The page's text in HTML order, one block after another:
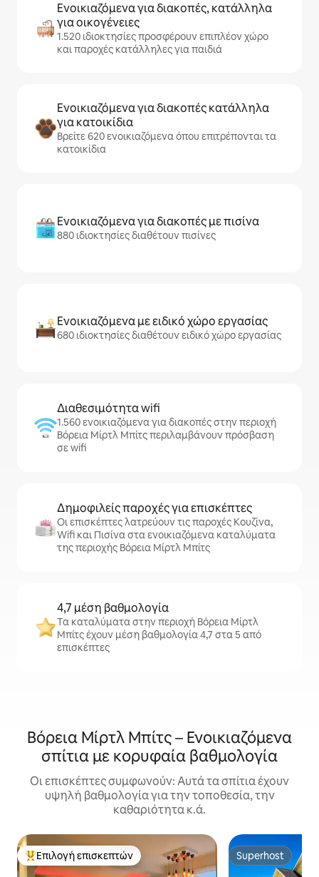
Ενοικιαζόμενα για διακοπές, κατάλληλα
για οικογένειες
1.520 ιδιοκτησίες προσφέρουν επιπλέον χώρο
και παροχές κατάλληλες για παιδιά
Ενοικιαζόμενα για διακοπές κατάλληλα
για κατοικίδια
Βρείτε 620 ενοικιαζόμενα όπου επιτρέπονται τα
κατοικίδια
Ενοικιαζόμενα για διακοπές με πισίνα
880 ιδιοκτησίες διαθέτουν πισίνες
Ενοικιαζόμενα με ειδικό χώρο εργασίας
680 ιδιοκτησίες διαθέτουν ειδικό χώρο εργασίας
Διαθεσιμότητα wifi
1.560 ενοικιαζόμενα για διακοπές στην περιοχή
Βόρεια Μίρτλ Μπίτς περιλαμβάνουν πρόσβαση
σε wifi
Δημοφιλείς παροχές για επισκέπτες
Οι επισκέπτες λατρεύουν τις παροχές Κουζίνα,
Wifi και Πισίνα στα ενοικιαζόμενα καταλύματα
της περιοχής Βόρεια Μίρτλ Μπίτς
4,7 μέση βαθμολογία
Τα καταλύματα στην περιοχή Βόρεια Μίρτλ
Μπίτς έχουν μέση βαθμολογία 4,7 στα 5 από
επισκέπτες
Βόρεια Μίρτλ Μπίτς – Ενοικιαζόμενα
σπίτια με κορυφαία βαθμολογία
Οι επισκέπτες συμφωνούν: Αυτά τα σπίτια έχουν
υψηλή βαθμολογία για την τοποθεσία, την
καθαριότητα κ.ά.
Κορυφαία επιλογή επισκεπτών
Επιλογή επισκεπτών Superhost
Superhost